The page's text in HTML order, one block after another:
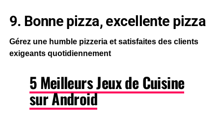
9. Bonne pizza, excellente pizza
Gérez une humble pizzeria et satisfaites des clients
exigeants quotidiennement
5 Meilleurs Jeux de Cuisine
sur Android